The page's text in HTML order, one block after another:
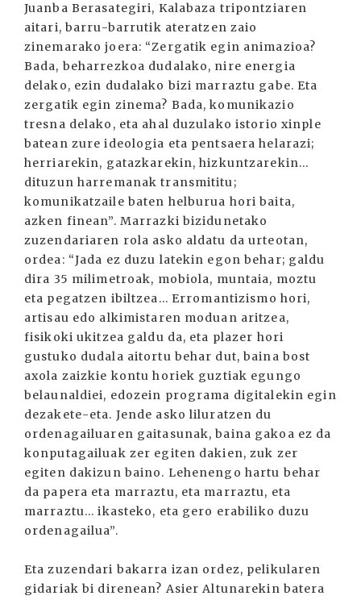
Juanba Berasategiri, Kalabaza tripontziaren
aitari, barru-barrutik ateratzen zaio
zinemarako joera: “Zergatik egin animazioa?
Bada, beharrezkoa dudalako, nire energia
delako, ezin dudalako bizi marraztu gabe. Eta
zergatik egin zinema? Bada, komunikazio
tresna delako, eta ahal duzulako istorio xinple
batean zure ideologia eta pentsaera helarazi;
herriarekin, gatazkarekin, hizkuntzarekin...
dituzun harremanak transmititu;
komunikatzaile baten helburua hori baita,
azken finean”. Marrazki bizidunetako
zuzendariaren rola asko aldatu da urteotan,
ordea: “Jada ez duzu latekin egon behar; galdu
dira 35 milimetroak, mobiola, muntaia, moztu
eta pegatzen ibiltzea... Erromantizismo hori,
artisau edo alkimistaren moduan aritzea,
fisikoki ukitzea galdu da, eta plazer hori
gustuko dudala aitortu behar dut, baina bost
axola zaizkie kontu horiek guztiak egungo
belaunaldiei, edozein programa digitalekin egin
dezakete-eta. Jende asko liluratzen du
ordenagailuaren gaitasunak, baina gakoa ez da
konputagailuak zer egiten dakien, zuk zer
egiten dakizun baino. Lehenengo hartu behar
da papera eta marraztu, eta marraztu, eta
marraztu... ikasteko, eta gero erabiliko duzu
ordenagailua”.
Eta zuzendari bakarra izan ordez, pelikularen
gidariak bi direnean? Asier Altunarekin batera